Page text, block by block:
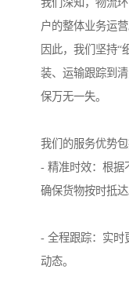
户的整体业务运营
因此，我们坚持“
装、运输跟踪到
保万无一失。
我们的服务优势包
- 精准时效：根据
确保货物按时抵达
- 全程跟踪：实时
动态。